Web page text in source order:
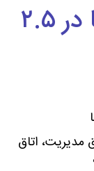
آکادمی ۴تا۷ ساله ها در ۲.۵
مدیریت، اتاق